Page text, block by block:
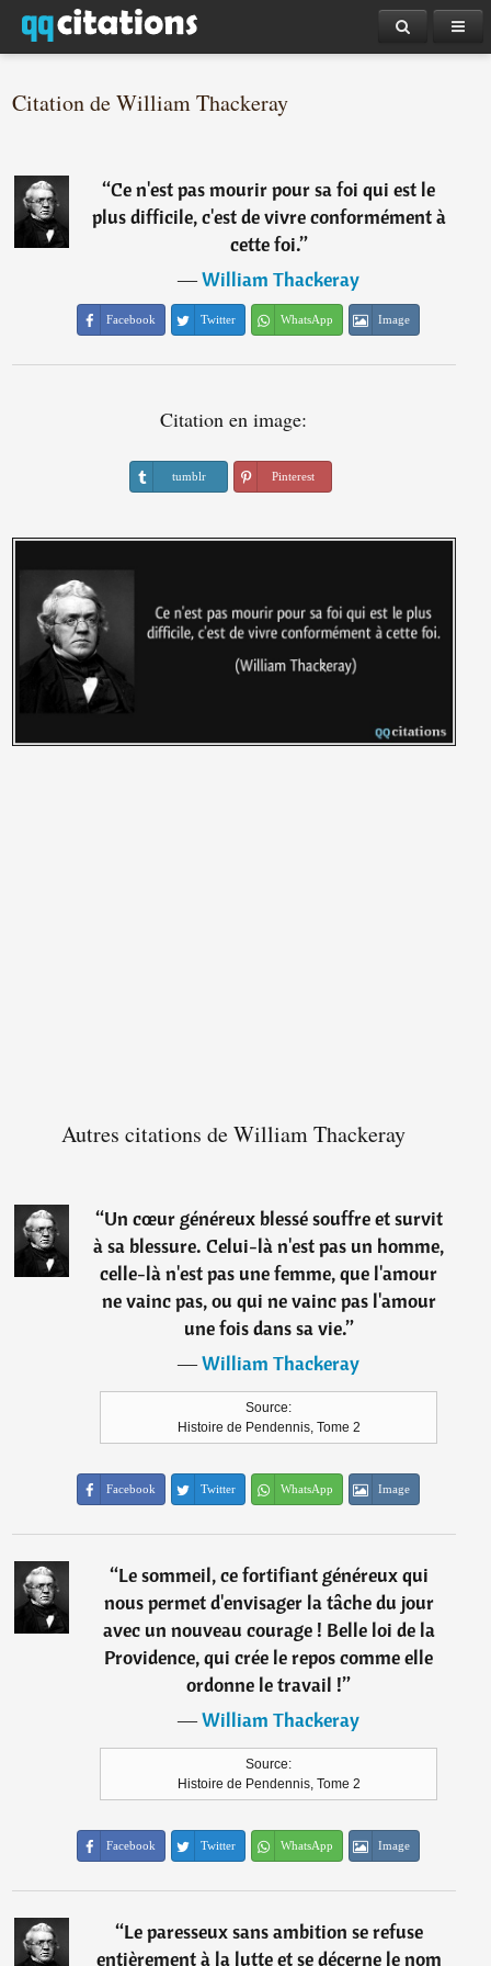
Citation de William Thackeray
“Ce n'est pas mourir pour sa foi qui est le
plus difficile, c'est de vivre conformément à
cette foi.”
―William Thackeray
Facebook Twitter WhatsApp Image
Citation en image:
tumblr Pinterest
Autres citations de William Thackeray
“Un cœur généreux blessé souffre et survit
à sa blessure. Celui-là n'est pas un homme,
celle-là n'est pas une femme, que l'amour
ne vainc pas, ou qui ne vainc pas l'amour
une fois dans sa vie.”
―William Thackeray
Source:
Histoire de Pendennis, Tome 2
Facebook Twitter WhatsApp Image
“Le sommeil, ce fortifiant généreux qui
nous permet d'envisager la tâche du jour
avec un nouveau courage ! Belle loi de la
Providence, qui crée le repos comme elle
ordonne le travail !”
―William Thackeray
Source:
Histoire de Pendennis, Tome 2
Facebook Twitter WhatsApp Image
“Le paresseux sans ambition se refuse
entièrement à la lutte et se décerne le nom